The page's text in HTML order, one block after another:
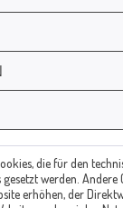
Christof Paul
Recklinghausen
| E-Mail:
die für den
werden. Andere
erhöhen, der